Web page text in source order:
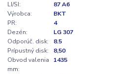
LI/SI:
87 A6
Výrobca:
BKT
PR:
4
Dezén:
LG 307
Odporúč. disk:
8.5
Prípustný disk:
8,50
Obvod valenia
mm:
1435